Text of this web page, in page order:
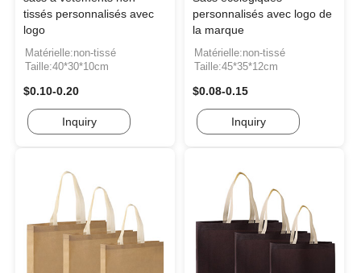
tissés personnalisés avec
logo
Matérielle:non-tissé
Taille:40*30*10cm
$0.10-0.20
Inquiry
personnalisés avec logo de
la marque
Matérielle:non-tissé
Taille:45*35*12cm
$0.08-0.15
Inquiry